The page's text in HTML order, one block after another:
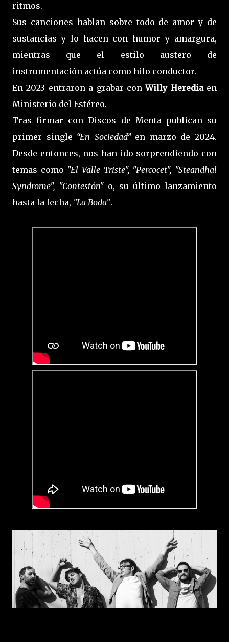
ritmos.
Sus canciones hablan sobre todo de amor y de
sustancias y lo hacen con humor y amargura,
mientras que el estilo austero de
instrumentación actúa como hilo conductor.
En 2023 entraron a grabar conWilly Herediaen
Ministerio del Estéreo.
Tras firmar con Discos de Menta publican su
primer single “En Sociedad”en marzo de 2024.
Desde entonces, nos han ido sorprendiendo con
temas como "El Valle Triste", "Percocet", "Steandhal
Syndrome", "Contestón" o, su último lanzamiento
hasta la fecha, "La Boda".